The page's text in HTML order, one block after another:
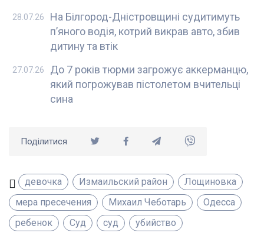
На Білгород-Дністровщині судитимуть
п’яного водія, котрий викрав авто, збив
дитину та втік
28.07.26
До 7 років тюрми загрожує аккерманцю,
який погрожував пістолетом вчительці
сина
27.07.26
Поділитися
девочка Измаильский район
Лощиновка
мера пресечения
Михаил Чеботарь
Одесса
ребенок
Суд суд убийство